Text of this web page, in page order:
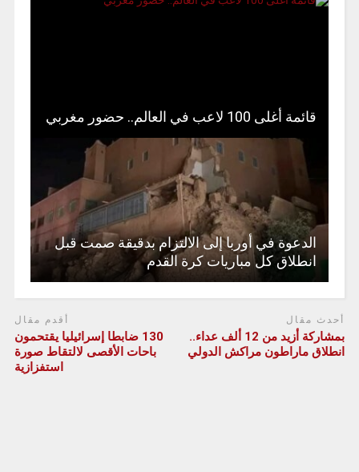
قائمة أغلى 100 لاعب في العالم.. حضور مغربي
الدعوة في أوربا إلى الالتزام بدقيقة صمت قبل
انطلاق كل مباريات كرة القدم
أحدث مقال
بمشاركة أزيد من 12 ألف عداء..
انطلاق ماراطون مراكش الدولي
أقدم مقال
130 ضابطا إسرائيليا يقتحمون
باحات الأقصى لالتقاط صورة
استفزازية